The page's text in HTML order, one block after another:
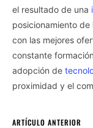
el resultado de una
posicionamiento
con las mejores
constante
adopción de
proximidad y el
ARTÍCULO ANTERIOR